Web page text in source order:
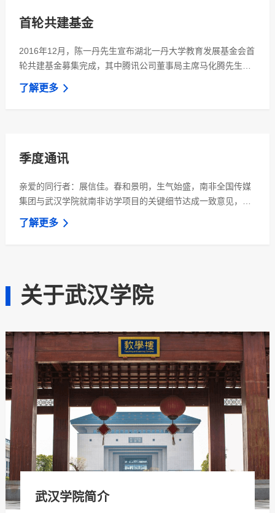
首轮共建基金
2016年12月，陈一丹先生宣布湖北一丹大学教育发展基金会首
轮共建基金募集完成，其中腾讯公司董事局主席马化腾先生领
捐一亿元人民，成为基金会名誉主席，腾讯公司主要创始人张
志东先生成为名誉顾问，腾讯公司早期创始团队成员吴宵光先
了解更多
季度通讯
亲爱的同行者：展信佳。春和景明，生气始盛，南非全国传媒
集团与武汉学院就南非访学项目的关键细节达成一致意见，并
初步达成深化合作的共识。本季度，第十六届“陈一丹奖教奖学
金”如约揭晓，武汉学院20名优秀学子、9位教职工及3支教学
多报道。感谢您对一丹大学教育基金会和武汉学院一如既往的
关注和支持，...
了解更多
关于武汉学院
武汉学院简介